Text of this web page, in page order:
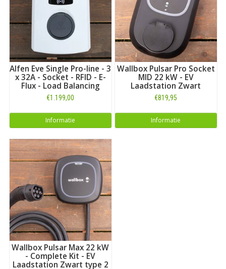
Alfen Eve Single Pro-line - 3
x 32A - Socket - RFID - E-
Flux - Load Balancing
€1.199,00
Informatie
Wallbox Pulsar Pro Socket
MID 22 kW - EV
Laadstation Zwart
€819,95
Informatie
Wallbox Pulsar Max 22 kW
- Complete Kit - EV
Laadstation Zwart type 2